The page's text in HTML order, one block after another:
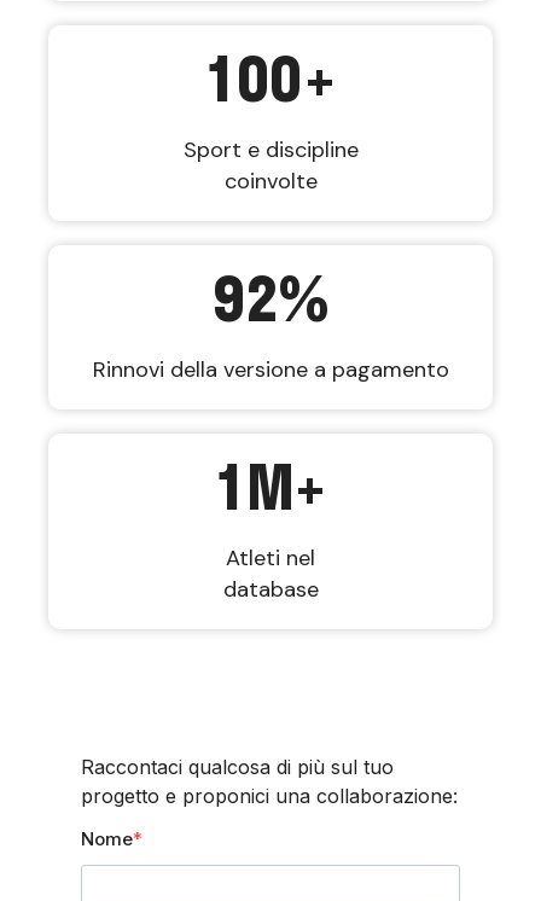
100+
Sport e discipline
coinvolte
92%
Rinnovi della versione a pagamento
1M+
Atleti nel
database
Raccontaci qualcosa di più sul tuo
progetto e proponici una collaborazione:
Nome